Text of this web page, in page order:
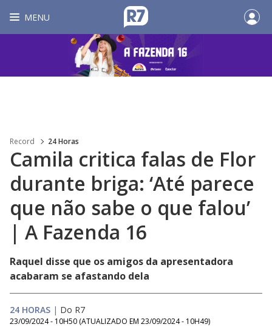
MENU
Record 24 Horas
Camila critica falas de Flor
durante briga: ‘Até parece
que não sabe o que falou’
| A Fazenda 16
Raquel disse que os amigos da apresentadora
acabaram se afastando dela
24 HORAS | Do R7
23/09/2024 - 10H50 (ATUALIZADO EM 23/09/2024 - 10H49)